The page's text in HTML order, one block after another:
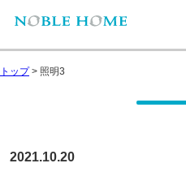
トップ> 照明3
2021.10.20